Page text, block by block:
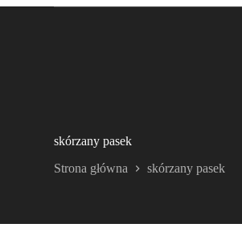
skórzany pasek
Strona główna skórzany pasek